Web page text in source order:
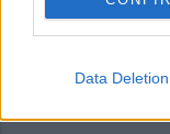
Data Deletion